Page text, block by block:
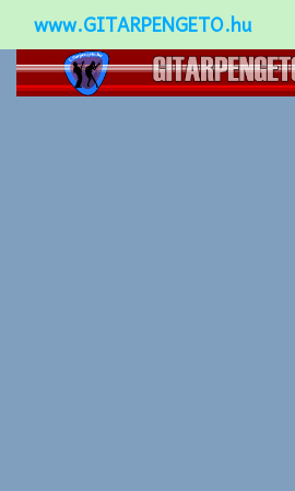
www.GITARPENGETO.hu
Népszerű-